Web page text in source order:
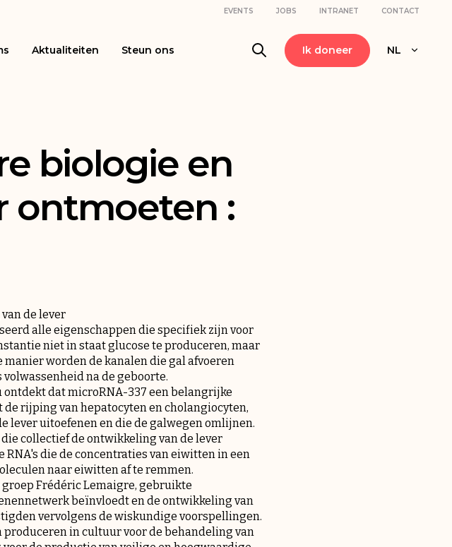
EVENTS JOBS INTRANET CONTACT
Aktualiteiten Steun ons Ik doneer NL
biologie en
ontmoeten :
de lever
alle eigenschappen die specifiek zijn voor
niet in staat glucose te produceren, maar
manier worden de kanalen die gal afvoeren
na de geboorte.
dat microRNA-337 een belangrijke
rijping van hepatocyten en cholangiocyten,
lever uitoefenen en die de galwegen omlijnen.
collectief de ontwikkeling van de lever
die de concentraties van eiwitten in een
naar eiwitten af te remmen.
Frédéric Lemaigre, gebruikte
beïnvloedt en de ontwikkeling van
vervolgens de wiskundige voorspellingen.
in cultuur voor de behandeling van